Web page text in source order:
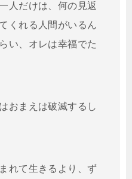
人だけは、何の見返
くれる人間がいるん
い、オレは幸福でた
おまえは破滅するし
れて生きるより、ず